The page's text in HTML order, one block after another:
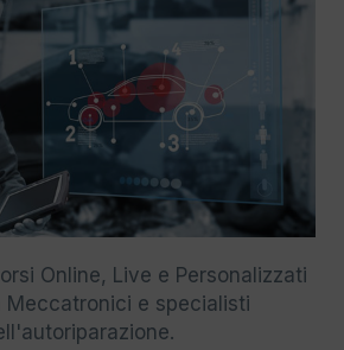
Online, Live e Personalizzati
Meccatronici e specialisti